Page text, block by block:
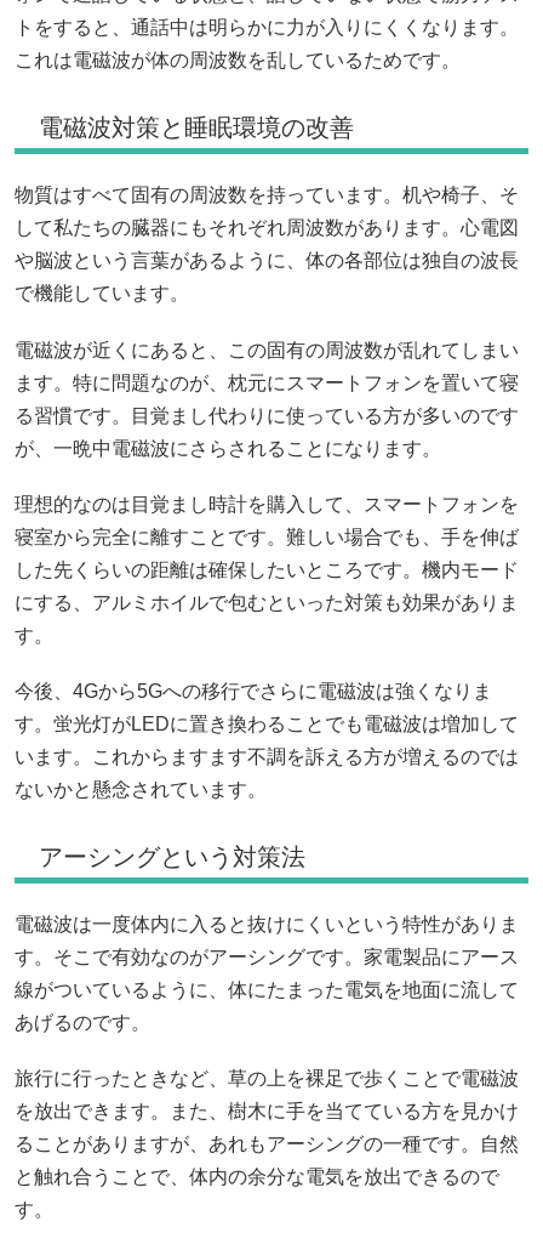
トをすると、通話中は明らかに力が入りにくくなります。
これは電磁波が体の周波数を乱しているためです。
電磁波対策と睡眠環境の改善
物質はすべて固有の周波数を持っています。机や椅子、そ
して私たちの臓器にもそれぞれ周波数があります。心電図
や脳波という言葉があるように、体の各部位は独自の波長
で機能しています。
電磁波が近くにあると、この固有の周波数が乱れてしまい
ます。特に問題なのが、枕元にスマートフォンを置いて寝
る習慣です。目覚まし代わりに使っている方が多いのです
が、一晩中電磁波にさらされることになります。
理想的なのは目覚まし時計を購入して、スマートフォンを
寝室から完全に離すことです。難しい場合でも、手を伸ば
した先くらいの距離は確保したいところです。機内モード
にする、アルミホイルで包むといった対策も効果がありま
す。
今後、4Gから5Gへの移行でさらに電磁波は強くなりま
す。蛍光灯がLEDに置き換わることでも電磁波は増加して
います。これからますます不調を訴える方が増えるのでは
ないかと懸念されています。
アーシングという対策法
電磁波は一度体内に入ると抜けにくいという特性がありま
す。そこで有効なのがアーシングです。家電製品にアース
線がついているように、体にたまった電気を地面に流して
あげるのです。
旅行に行ったときなど、草の上を裸足で歩くことで電磁波
を放出できます。また、樹木に手を当てている方を見かけ
ることがありますが、あれもアーシングの一種です。自然
と触れ合うことで、体内の余分な電気を放出できるので
す。